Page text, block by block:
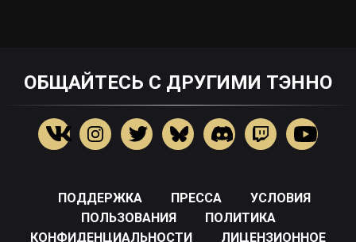
ОБЩАЙТЕСЬ С ДРУГИМИ ТЭННО
ПОДДЕРЖКА ПРЕССА
УСЛОВИЯ
ПОЛЬЗОВАНИЯ
ПОЛИТИКА
КОНФИДЕНЦИАЛЬНОСТИ
ЛИЦЕНЗИОННОЕ